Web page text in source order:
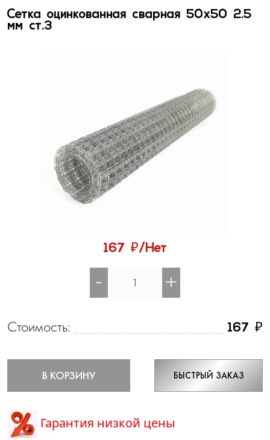
Сетка оцинкованная сварная 50х50 2.5
мм ст.3
167 ₽/Нет
- +
Стоимость: 167 ₽
В КОРЗИНУ БЫСТРЫЙ ЗАКАЗ
Гарантия низкой цены